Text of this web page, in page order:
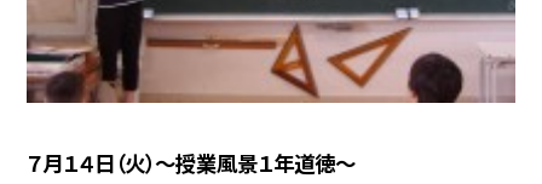
７月１４日（火）～授業風景１年道徳～